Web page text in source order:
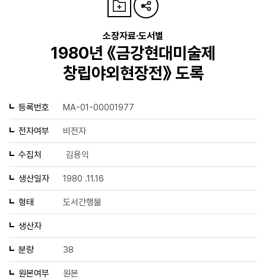
소장자료·도서별
1980년 《금강현대미술제
창립야외현장전》 도록
등록번호 MA-01-00001977
전자여부 비전자
수집처 김용익
생산일자 1980 .11.16
형태 도서간행물
생산자
분량 38
원본여부 원본